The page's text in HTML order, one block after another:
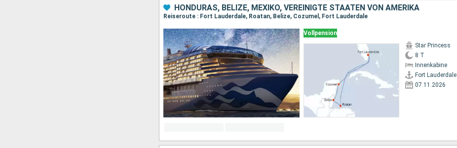
HONDURAS, BELIZE, MEXIKO, VEREINIGTE STAATEN VON AMERIKA
Reiseroute : Fort Lauderdale, Roatan, Belize, Cozumel, Fort Lauderdale
Vollpension
Star Princess
8 T
Innenkabine
Fort Lauderdale
07.11.2026